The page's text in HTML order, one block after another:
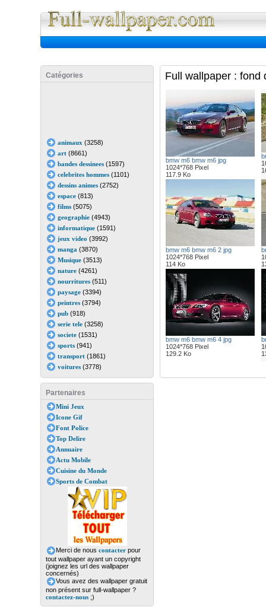
Catégories
animaux (3258)
art(8661)
bandes dessinees(1597)
celebrites hommes(1101)
dessins animes(2752)
espace(813)
films(5075)
geographie(4943)
informatique(1591)
jeux video (3992)
manga (3870)
Musique(3513)
nature(4261)
nourritures(511)
paysage(3394)
peintres(3794)
pub(918)
serie tele(3258)
societe(1531)
sports(941)
transport(1861)
voitures(3778)
Partenaires
Mini Jeux
Icone Gif
Font Police
Top Delire
Annuaire
Actu Mobile
Cuisine du Monde
Sports de Combat
Merci de nous contacterpour
tout wallpaper ayant un copyright
(joignez les url des wallpaper
concernés)
Vous avez des wallpaper gratuit
non présent sur full-wallpaper ?
contactez-nous;)
Full wallpaper : fond
bmw m6 bmw m6 jpg
1024*768 Pixel
117.9 Ko
bmw m6 bmw m6 2 jpg
1024*768 Pixel
114 Ko
bmw m6 bmw m6 4 jpg
1024*768 Pixel
129.2 Ko